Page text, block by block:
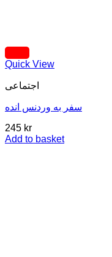
Quick View
اجتماعی
سفر به وردنس انده
245 kr
Add to basket